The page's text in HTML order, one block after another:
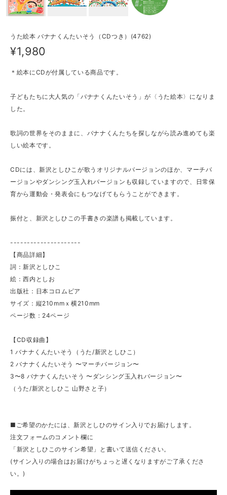
うた絵本 バナナくんたいそう（CDつき）(4762)
¥1,980
＊絵本にCDが付属している商品です。
子どもたちに大人気の「バナナくんたいそう」が〈うた絵本〉になりま
した。
歌詞の世界をそのままに、バナナくんたちを探しながら読み進めても楽
しい絵本です。
CDには、新沢としひこが歌うオリジナルバージョンのほか、マーチバ
ージョンやダンシング玉入れバージョンも収録していますので、日常保
育から運動会・発表会にもつなげてもらうことができます。
振付と、新沢としひこの手書きの楽譜も掲載しています。
---------------------
【商品詳細】
詞：新沢としひこ
絵：西内としお
出版社：日本コロムビア
サイズ：縦210mmｘ横210mm
ページ数：24ページ
【CD収録曲】
1 バナナくんたいそう（うた/新沢としひこ）
2 バナナくんたいそう 〜マーチバージョン〜
3〜8 バナナくんたいそう 〜ダンシング玉入れバージョン〜
（うた/新沢としひこ 山野さと子）
■ご希望のかたには、新沢としひのサイン入りでお届けします。
注文フォームのコメント欄に
「新沢としひこのサイン希望」と書いて送信ください。
(サイン入りの場合はお届けがちょっと遅くなりますがご了承くださ
い。)